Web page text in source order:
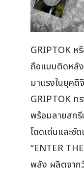
GRIPTOK ห
ถือแบบติดหลั
มาแรงในยุคดิ
GRIPTOK ท
พร้อมลายสกรี
โดดเด่นและชั
“ENTER
พลัง ผลิตจาก